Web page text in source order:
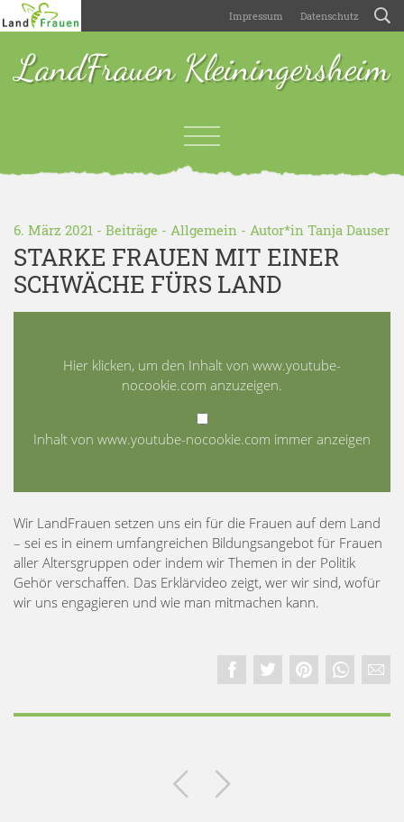
Impressum Datenschutz
LandFrauen Kleiningersheim
6. März 2021 - Beiträge - Allgemein - Autor*in Tanja Dauser
STARKE FRAUEN MIT EINER
SCHWÄCHE FÜRS LAND
Hier klicken, um den Inhalt von www.youtube-
nocookie.com anzuzeigen.
Inhalt von www.youtube-nocookie.com immer anzeigen
Wir LandFrauen setzen uns ein für die Frauen auf dem Land
– sei es in einem umfangreichen Bildungsangebot für Frauen
aller Altersgruppen oder indem wir Themen in der Politik
Gehör verschaffen. Das Erklärvideo zeigt, wer wir sind, wofür
wir uns engagieren und wie man mitmachen kann.